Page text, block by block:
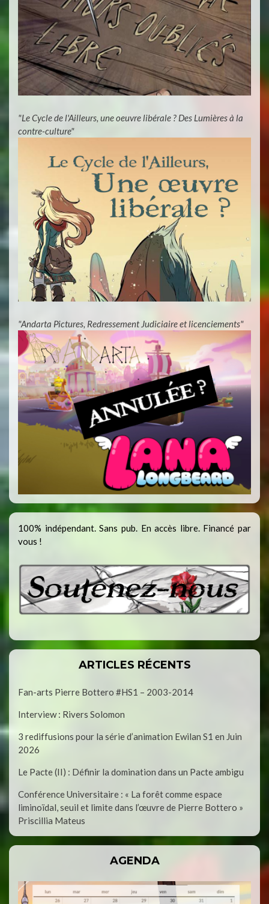
"Le Cycle de l'Ailleurs, une oeuvre libérale ? Des Lumières à la
contre-culture"
"Andarta Pictures, Redressement Judiciaire et licenciements"
100% indépendant. Sans pub. En accès libre. Financé par
vous !
ARTICLES RÉCENTS
Fan-arts Pierre Bottero #HS1 – 2003-2014
Interview : Rivers Solomon
3 rediffusions pour la série d’animation Ewilan S1 en Juin
2026
Le Pacte (II) : Définir la domination dans un Pacte ambigu
Conférence Universitaire : « La forêt comme espace
liminoïdal, seuil et limite dans l’œuvre de Pierre Bottero »
Priscillia Mateus
AGENDA